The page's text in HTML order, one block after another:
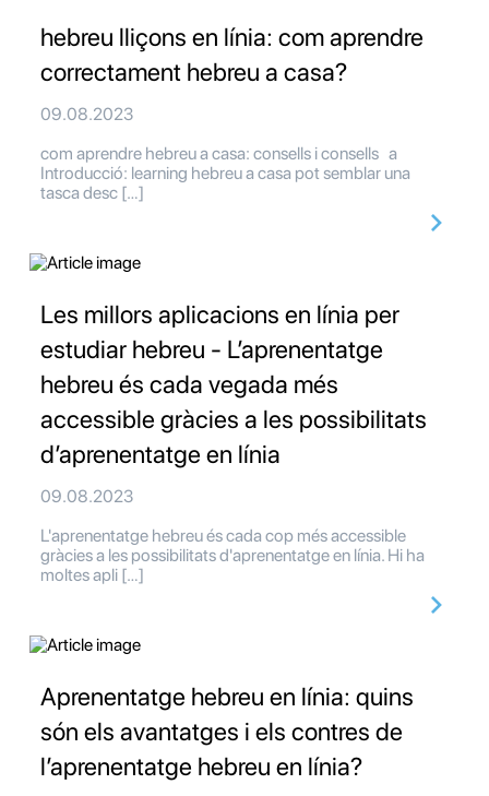
hebreu lliçons en línia: com aprendre
correctament hebreu a casa?
09.08.2023
com aprendre hebreu a casa: consells i consells a
Introducció: learning hebreu a casa pot semblar una
tasca desc […]
Les millors aplicacions en línia per
estudiar hebreu - L’aprenentatge
hebreu és cada vegada més
accessible gràcies a les possibilitats
d’aprenentatge en línia
09.08.2023
L'aprenentatge hebreu és cada cop més accessible
gràcies a les possibilitats d'aprenentatge en línia. Hi ha
moltes apli […]
Aprenentatge hebreu en línia: quins
són els avantatges i els contres de
l’aprenentatge hebreu en línia?